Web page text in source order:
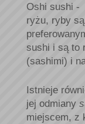
Oshi sushi -
ryżu, ryby
sushi i są to
(sashimi) i
Istnieje
jej odmiany
miejscem, z